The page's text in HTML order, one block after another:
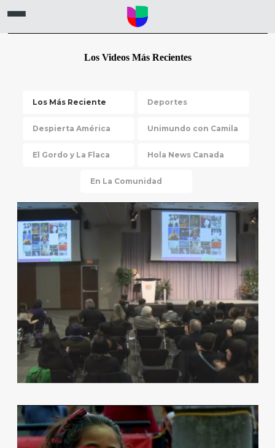
Los Videos Más Recientes
Los Más Reciente Deportes
Despierta América Unimundo con Camila
El Gordo y La Flaca Hola News Canada
En La Comunidad
LUMINATO FESTIVAL